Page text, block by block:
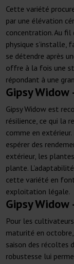
Cette variété
par une élévation
concentration. Au
physique s’installe,
se détendre après
offre à la fois une
répondant à une
Gipsy
Gipsy Widow est
résilience, ce qui la
comme en
espérer des
extérieur, les
plante.
cette variété en
exploitation légale.
Gipsy
Pour les
maturité en
saison des récoltes
robustesse lui